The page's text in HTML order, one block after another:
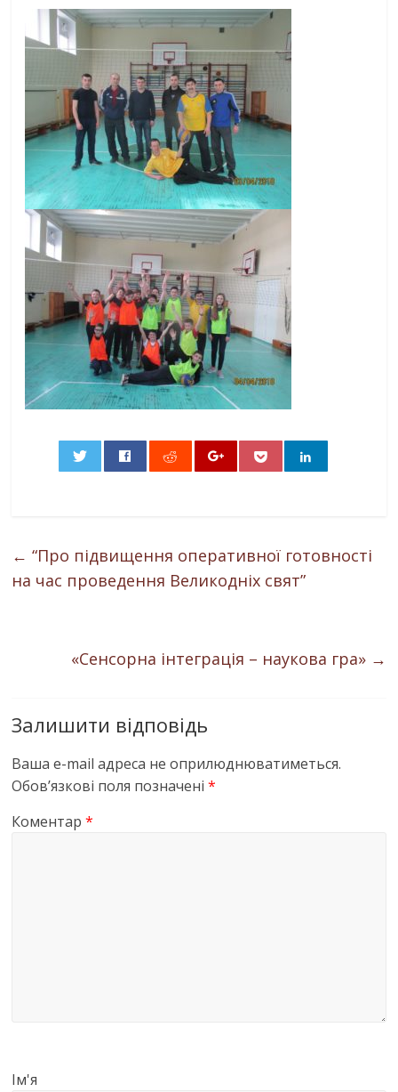
← “Про підвищення оперативної готовності
на час проведення Великодніх свят”
«Сенсорна інтеграція – наукова гра» →
Залишити відповідь
Ваша e-mail адреса не оприлюднюватиметься.
Обов’язкові поля позначені*
Коментар*
Ім'я